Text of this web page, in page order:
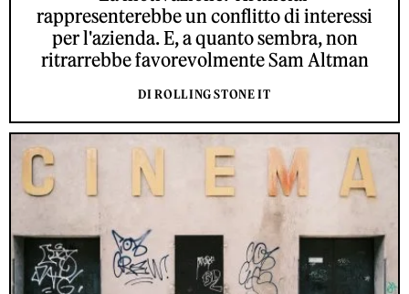
rappresenterebbe un conflitto di interessi
per l'azienda. E, a quanto sembra, non
ritrarrebbe favorevolmente Sam Altman
DI ROLLING STONE IT